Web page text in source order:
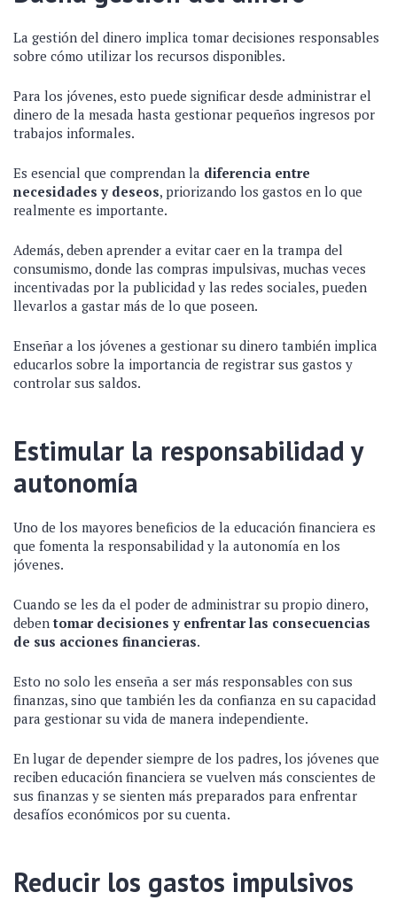
La gestión del dinero implica tomar decisiones responsables
sobre cómo utilizar los recursos disponibles.
Para los jóvenes, esto puede significar desde administrar el
dinero de la mesada hasta gestionar pequeños ingresos por
trabajos informales.
Es esencial que comprendan la diferencia entre
necesidades y deseos, priorizando los gastos en lo que
realmente es importante.
Además, deben aprender a evitar caer en la trampa del
consumismo, donde las compras impulsivas, muchas veces
incentivadas por la publicidad y las redes sociales, pueden
llevarlos a gastar más de lo que poseen.
Enseñar a los jóvenes a gestionar su dinero también implica
educarlos sobre la importancia de registrar sus gastos y
controlar sus saldos.
Estimular la responsabilidad y
autonomía
Uno de los mayores beneficios de la educación financiera es
que fomenta la responsabilidad y la autonomía en los
jóvenes.
Cuando se les da el poder de administrar su propio dinero,
debentomar decisiones y enfrentar las consecuencias
de sus acciones financieras.
Esto no solo les enseña a ser más responsables con sus
finanzas, sino que también les da confianza en su capacidad
para gestionar su vida de manera independiente.
En lugar de depender siempre de los padres, los jóvenes que
reciben educación financiera se vuelven más conscientes de
sus finanzas y se sienten más preparados para enfrentar
desafíos económicos por su cuenta.
Reducir los gastos impulsivos